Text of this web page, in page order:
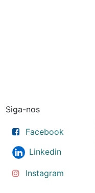
Siga-nos
Facebook
Linkedin
Instagram